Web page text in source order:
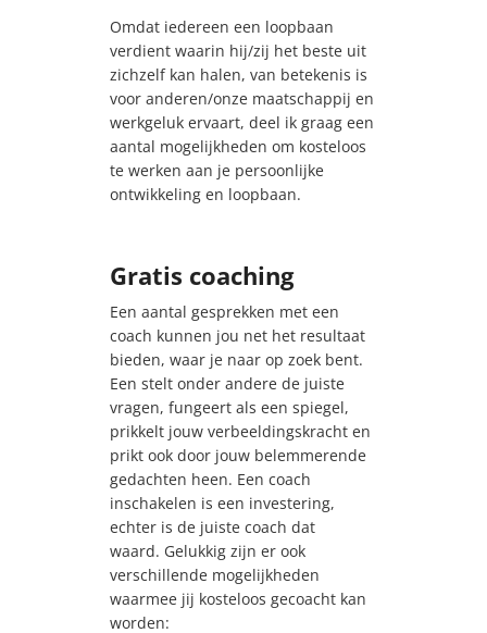
Omdat iedereen een loopbaan
verdient waarin hij/zij het beste uit
zichzelf kan halen, van betekenis is
voor anderen/onze maatschappij en
werkgeluk ervaart, deel ik graag een
aantal mogelijkheden om kosteloos
te werken aan je persoonlijke
ontwikkeling en loopbaan.
Gratis coaching
Een aantal gesprekken met een
coach kunnen jou net het resultaat
bieden, waar je naar op zoek bent.
Een stelt onder andere de juiste
vragen, fungeert als een spiegel,
prikkelt jouw verbeeldingskracht en
prikt ook door jouw belemmerende
gedachten heen. Een coach
inschakelen is een investering,
echter is de juiste coach dat
waard. Gelukkig zijn er ook
verschillende mogelijkheden
waarmee jij kosteloos gecoacht kan
worden: